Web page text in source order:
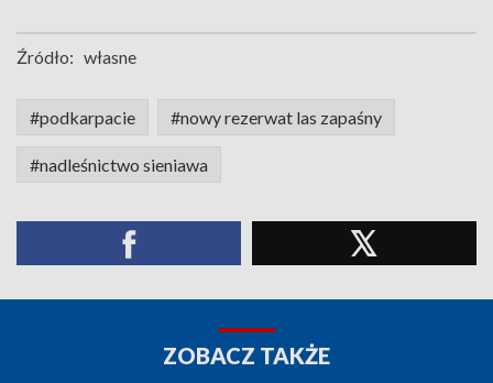
Źródło: własne
#podkarpacie #nowy rezerwat las zapaśny
#nadleśnictwo sieniawa
ZOBACZ TAKŻE